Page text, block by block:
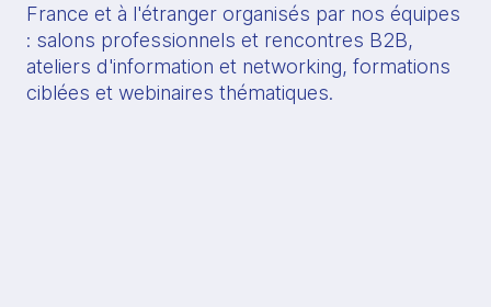
France et à l'étranger organisés par nos équipes
: salons professionnels et rencontres B2B,
ateliers d'information et networking, formations
ciblées et webinaires thématiques.